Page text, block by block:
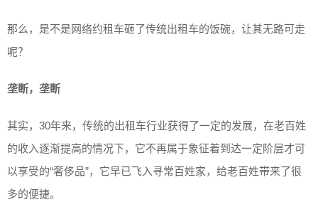
那么，是不是网络约租车砸了传统出租车的饭碗，让其无路可走
呢？
垄断，垄断
其实，30年来，传统的出租车行业获得了一定的发展，在老百姓
的收入逐渐提高的情况下，它不再属于象征着到达一定阶层才可
以享受的“奢侈品”，它早已飞入寻常百姓家，给老百姓带来了很
多的便捷。